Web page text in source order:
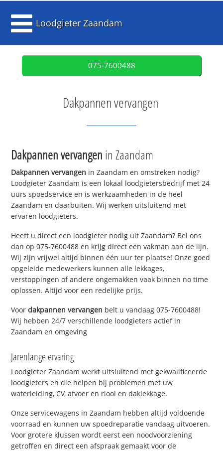
Loodgieter Zaandam
075-7600488
Dakpannen vervangen
Dakpannen vervangen in Zaandam
Dakpannen vervangen in Zaandam en omstreken nodig?
Loodgieter Zaandam is een lokaal loodgietersbedrijf met 24
uurs spoedservice en is werkzaamheden in de heel
Zaandam en daarbuiten. Wij werken uitsluitend met
ervaren loodgieters.
Heeft u direct een loodgieter nodig uit Zaandam? Bel ons
dan op 075-7600488 en krijg direct een vakman aan de lijn.
Wij zijn vrijwel altijd binnen één uur ter plaatse! Onze goed
opgeleide medewerkers kunnen alle lekkages,
verstoppingen of andere ongemakken vaak binnen no time
oplossen. Altijd voor een redelijke prijs.
Voordakpannen vervangen belt u vandaag 075-7600488!
Wij hebben 24/7 verschillende loodgieters actief in
Zaandam en omgeving
Jarenlange ervaring
Loodgieter Zaandam werkt uitsluitend met gekwalificeerde
loodgieters en die helpen bij problemen met uw
waterleiding, CV, afvoer en riool en daklekkage.
Onze servicewagens in Zaandam hebben altijd voldoende
voorraad en kunnen uw spoedreparatie vandaag uitvoeren.
Voor grotere klussen wordt eerst een noodvoorziening
getroffen en direct een afspraak gemaakt voor de